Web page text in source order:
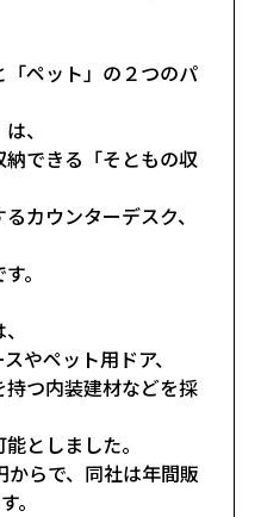
ペット」の２つのパ
、
できる「そともの収
カウンターデスク、
。
やペット用ドア、
つ内装建材などを採
としました。
らで、同社は年間販
。